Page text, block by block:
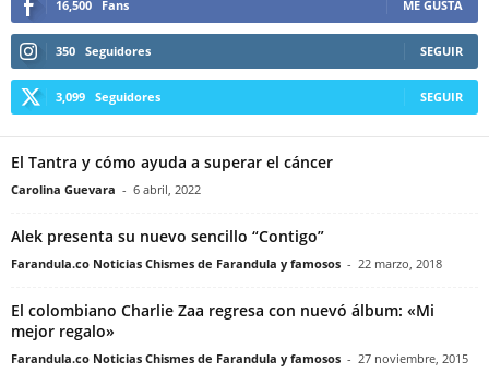
16,500 Fans ME GUSTA
350 Seguidores SEGUIR
3,099 Seguidores SEGUIR
El Tantra y cómo ayuda a superar el cáncer
Carolina Guevara - 6 abril, 2022
Alek presenta su nuevo sencillo “Contigo”
Farandula.co Noticias Chismes de Farandula y famosos - 22 marzo, 2018
El colombiano Charlie Zaa regresa con nuevó álbum: «Mi
mejor regalo»
Farandula.co Noticias Chismes de Farandula y famosos - 27 noviembre, 2015